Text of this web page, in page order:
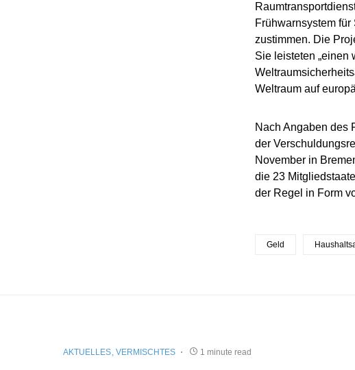
Frühwarnsystem
zustimmen. Die
Sie leisteten „einen
Weltraum auf
Nach Angaben des
der
November in
die 23
der Regel in Form
Geld
AKTUELLES VERMISCHTES 1 minute read